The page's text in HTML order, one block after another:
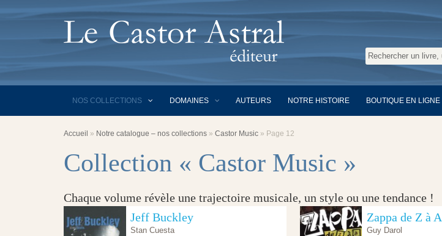
NOS COLLECTIONS DOMAINES AUTEURS NOTRE HISTOIRE BOUTIQUE EN LIGNE
Accueil » Notre catalogue – nos collections »Castor Music » Page 12
Collection « Castor Music »
Chaque volume révèle une trajectoire musicale, un style ou une tendance !
Jeff Buckley
Stan Cuesta
Zappa de Z à A
Guy Darol